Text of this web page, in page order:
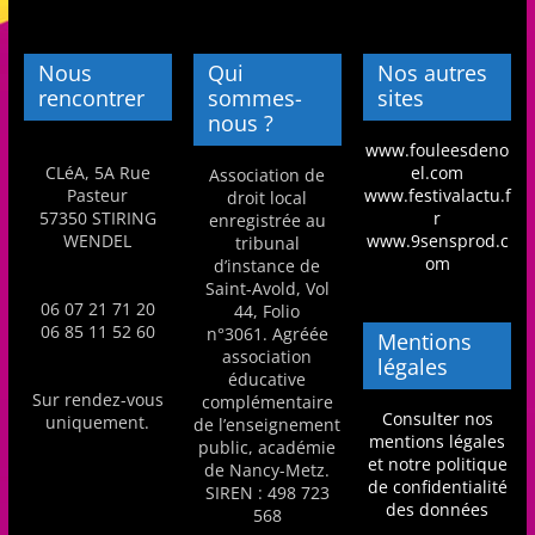
a
t
i
n
à
p
a
r
t
i
r
d
e
3
Nous
rencontrer
CLéA, 5A Rue
Pasteur
57350 STIRING
WENDEL
06 07 21 71 20
06 85 11 52 60
Sur rendez-vous
uniquement.
Qui
sommes-
nous ?
Association de
droit local
enregistrée au
tribunal
d’instance de
Saint-Avold, Vol
44, Folio
n°3061. Agréée
association
éducative
complémentaire
de l’enseignement
public, académie
de Nancy-Metz.
SIREN : 498 723
568
Nos autres
sites
www.fouleesdeno
el.com
www.festivalactu.f
r
www.9sensprod.c
om
Mentions
légales
Consulter nos
mentions légales
et notre politique
de confidentialité
des données